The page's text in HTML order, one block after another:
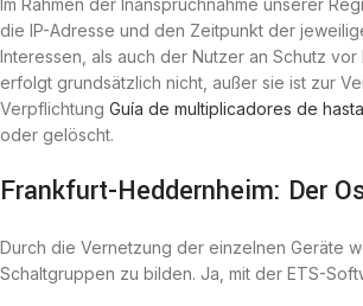
Im Rahmen der Inanspruchnahme unserer
die IP-Adresse und den Zeitpunkt der
Interessen, als auch der Nutzer an Schutz
erfolgt grundsätzlich nicht, außer sie ist zur
Verpflichtung Guía de multiplicadores de
oder gelöscht.
Frankfurt-Heddernheim: Der
Durch die Vernetzung der einzelnen Geräte
Schaltgruppen zu bilden. Ja, mit der ETS-